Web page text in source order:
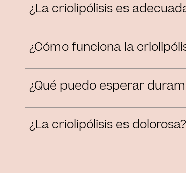
¿La criolipólisis es
¿Cómo funciona la
¿Qué puedo esperar
¿La criolipólisis es dolorosa?